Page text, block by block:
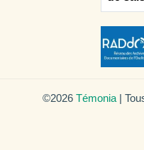
©2026 Témonia |